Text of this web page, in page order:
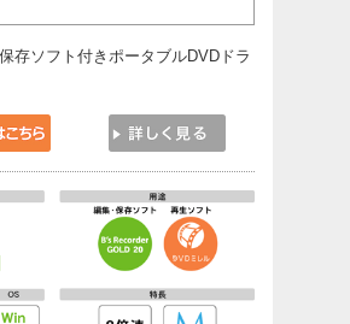
存ソフト付きポータブルDVDドラ